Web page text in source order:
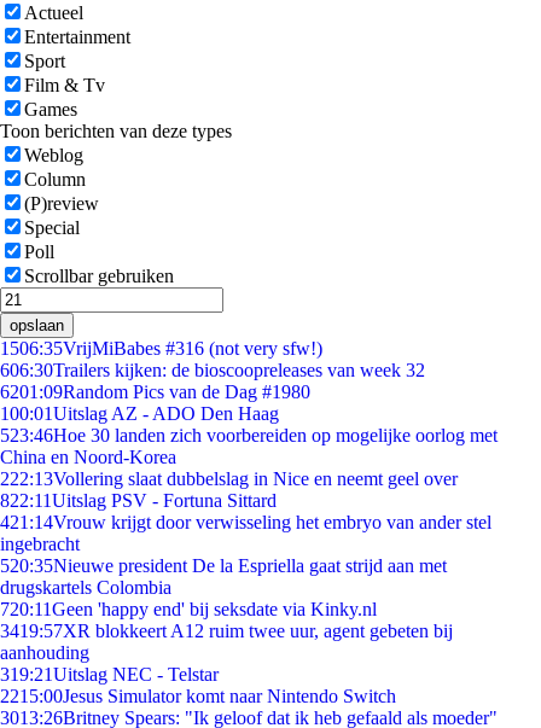
Actueel
Entertainment
Sport
Film & Tv
Games
Toon berichten van deze types
Weblog
Column
(P)review
Special
Poll
Scrollbar gebruiken
opslaan
1506:35VrijMiBabes #316 (not very sfw!)
606:30Trailers kijken: de bioscoopreleases van week 32
6201:09Random Pics van de Dag #1980
100:01Uitslag AZ - ADO Den Haag
523:46Hoe 30 landen zich voorbereiden op mogelijke oorlog met
China en Noord-Korea
222:13Vollering slaat dubbelslag in Nice en neemt geel over
822:11Uitslag PSV - Fortuna Sittard
421:14Vrouw krijgt door verwisseling het embryo van ander stel
ingebracht
520:35Nieuwe president De la Espriella gaat strijd aan met
drugskartels Colombia
720:11Geen 'happy end' bij seksdate via Kinky.nl
3419:57XR blokkeert A12 ruim twee uur, agent gebeten bij
aanhouding
319:21Uitslag NEC - Telstar
2215:00Jesus Simulator komt naar Nintendo Switch
3013:26Britney Spears: "Ik geloof dat ik heb gefaald als moeder"